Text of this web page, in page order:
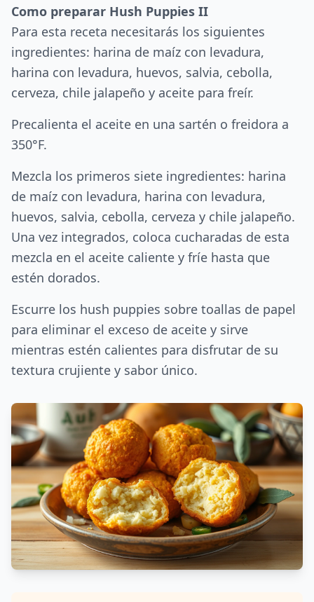
Como preparar Hush Puppies II
Para esta receta necesitarás los siguientes
ingredientes: harina de maíz con levadura,
harina con levadura, huevos, salvia, cebolla,
cerveza, chile jalapeño y aceite para freír.
Precalienta el aceite en una sartén o freidora a
350°F.
Mezcla los primeros siete ingredientes: harina
de maíz con levadura, harina con levadura,
huevos, salvia, cebolla, cerveza y chile jalapeño.
Una vez integrados, coloca cucharadas de esta
mezcla en el aceite caliente y fríe hasta que
estén dorados.
Escurre los hush puppies sobre toallas de papel
para eliminar el exceso de aceite y sirve
mientras estén calientes para disfrutar de su
textura crujiente y sabor único.